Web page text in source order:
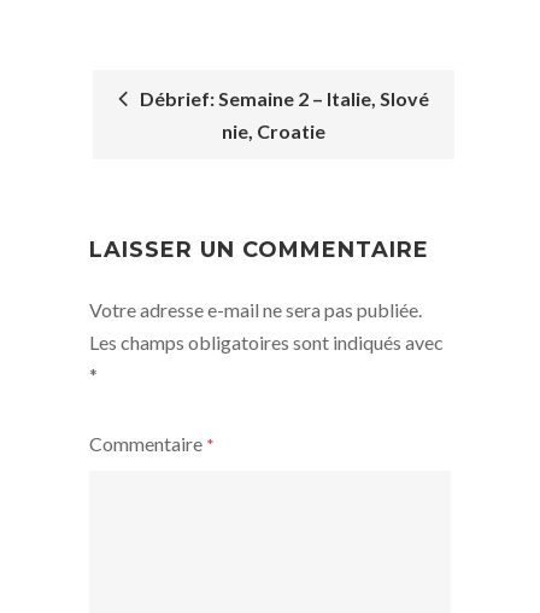
Débrief: Semaine 2 – Italie, Slové
nie, Croatie
LAISSER UN COMMENTAIRE
Votre adresse e-mail ne sera pas publiée.
Les champs obligatoires sont indiqués avec
*
Commentaire *